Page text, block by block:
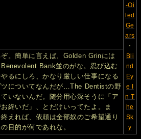
-Oi
led
Ge
ars
・
Bli
nd
Ey
e I
n T
he
Sk
y
。簡単に言えば、Golden Grinには
Bank並のがな。忍び込む
るにしろ、かなり厳しい仕事になる
ツについてなんだが…The Dentistの野
いないんだ。随分用心深そうに「ア
終いだ」、とだけいってたよ。ま
えれば、依頼は全部奴のご希望通り
目的が何であれな。